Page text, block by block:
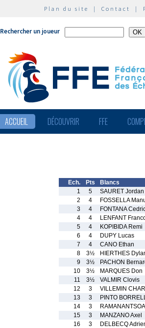
Plan du site | Contact |
Rechercher un joueur
ACCUEIL DÉCOUVRIR FFE
Ech. Pts Blancs
1
5 SAURET Jordan
2
4 FOSSELLA
3
4 FONTANA
4
4 LENFANT
5
4 KOPIBIDA Remi
6
4 DUPY Lucas
7
4 CANO Ethan
8
3½ HIERTHES
9
3½ PACHON
10
3½ MARQUES Don
11
3½ VALMIR Clovis
12
3 VILLEMIN
13
3 PINTO
14
3
15
3 MANZANO Axel
16
3 DELBECQ